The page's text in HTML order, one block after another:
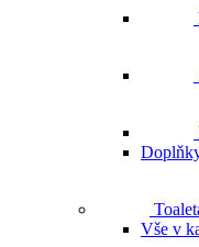
Vše v